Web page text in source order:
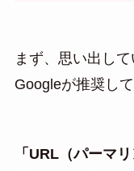
まず、思い出し
Googleが推奨し
「URL（パーマ